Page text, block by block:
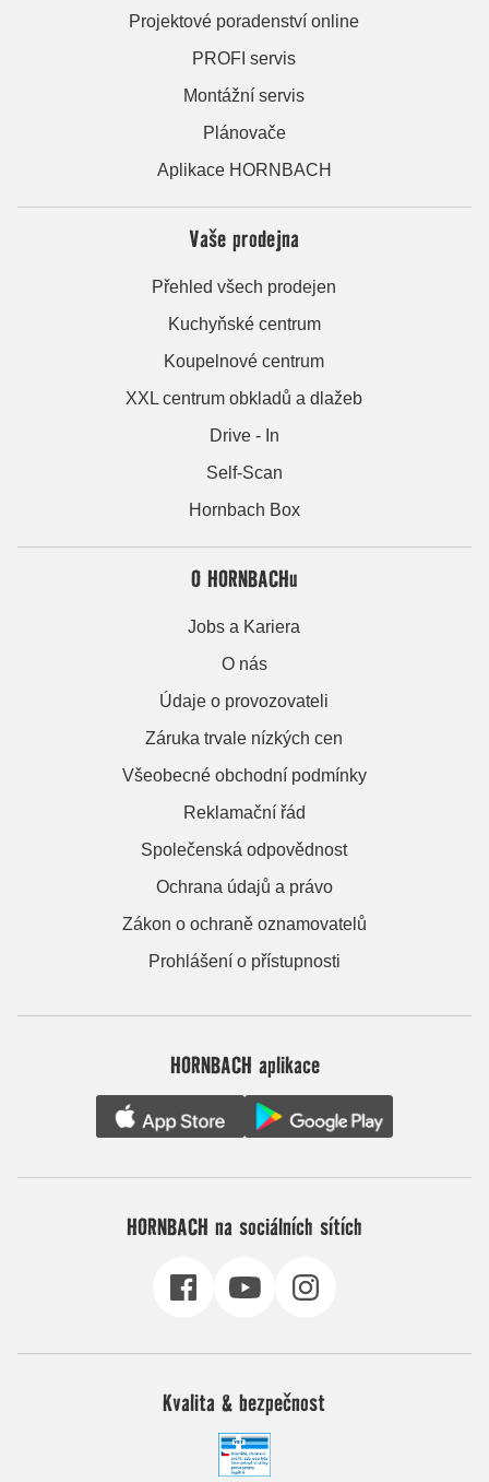
Projektové poradenství online
PROFI servis
Montážní servis
Plánovače
Aplikace HORNBACH
Vaše prodejna
Přehled všech prodejen
Kuchyňské centrum
Koupelnové centrum
XXL centrum obkladů a dlažeb
Drive - In
Self-Scan
Hornbach Box
O HORNBACHu
Jobs a Kariera
O nás
Údaje o provozovateli
Záruka trvale nízkých cen
Všeobecné obchodní podmínky
Reklamační řád
Společenská odpovědnost
Ochrana údajů a právo
Zákon o ochraně oznamovatelů
Prohlášení o přístupnosti
HORNBACH aplikace
HORNBACH na sociálních sítích
Kvalita & bezpečnost